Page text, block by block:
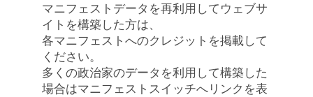
マニフェストデータを再利用してウェブサ
イトを構築した方は、
各マニフェストへのクレジットを掲載して
ください。
多くの政治家のデータを利用して構築した
場合はマニフェストスイッチへリンクを表